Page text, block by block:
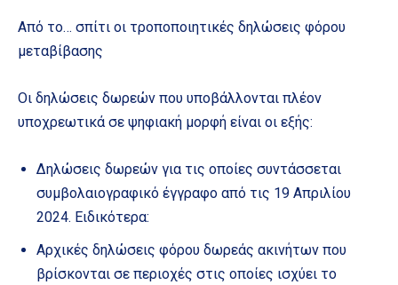
Από το… σπίτι οι τροποποιητικές δηλώσεις φόρου
μεταβίβασης
Οι δηλώσεις δωρεών που υποβάλλονται πλέον
υποχρεωτικά σε ψηφιακή μορφή είναι οι εξής:
Δηλώσεις δωρεών για τις οποίες συντάσσεται
συμβολαιογραφικό έγγραφο από τις 19 Απριλίου
2024. Ειδικότερα:
Αρχικές δηλώσεις φόρου δωρεάς ακινήτων που
βρίσκονται σε περιοχές στις οποίες ισχύει το